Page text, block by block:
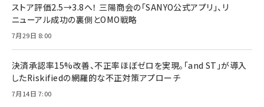
ストア評価2.5→3.8へ！ 三陽商会の「SANYO公式アプリ」、リ
ニューアル成功の裏側とOMO戦略
7月29日 8:00
決済承認率15%改善、不正率ほぼゼロを実現。「and ST」が導入
したRiskifiedの網羅的な不正対策アプローチ
7月14日 7:00